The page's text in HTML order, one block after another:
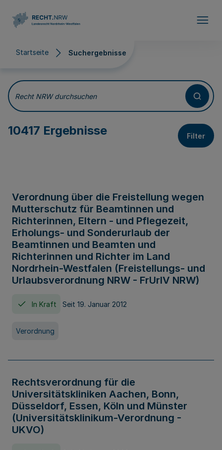
Startseite Suchergebnisse
Suchergebnisse
Recht NRW durchsuchen
10417 Ergebnisse Filter
Verordnung über die Freistellung wegen
Mutterschutz für Beamtinnen und
Richterinnen, Eltern - und Pflegezeit,
Erholungs- und Sonderurlaub der
Beamtinnen und Beamten und
Richterinnen und Richter im Land
Nordrhein-Westfalen (Freistellungs- und
Urlaubsverordnung NRW - FrUrlV NRW)
In Kraft Seit 19. Januar 2012
Verordnung
Rechtsverordnung für die
Universitätskliniken Aachen, Bonn,
Düsseldorf, Essen, Köln und Münster
(Universitätsklinikum-Verordnung -
UKVO)